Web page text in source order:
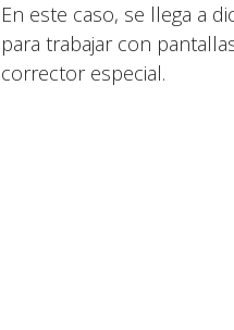
En este caso, se llega a
para trabajar con
corrector especial.